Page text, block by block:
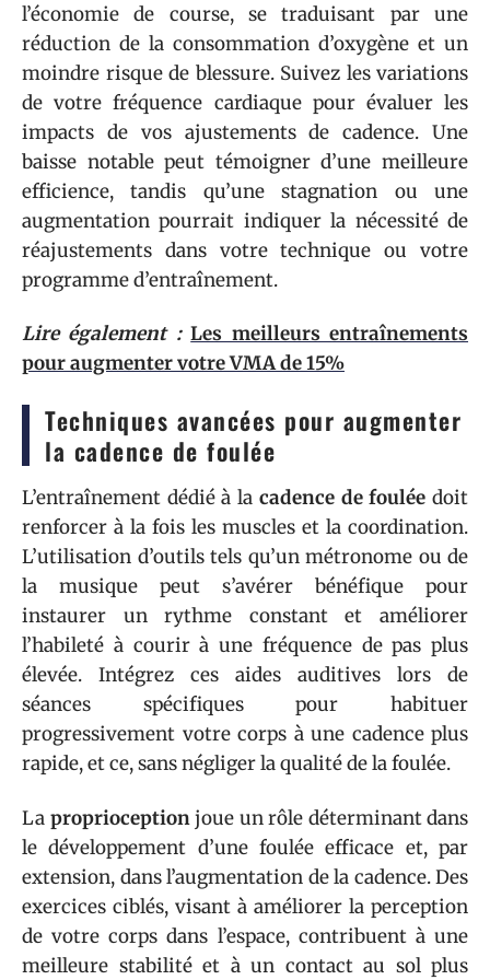
l’économie de course, se traduisant par une
réduction de la consommation d’oxygène et un
moindre risque de blessure. Suivez les variations
de votre fréquence cardiaque pour évaluer les
impacts de vos ajustements de cadence. Une
baisse notable peut témoigner d’une meilleure
efficience, tandis qu’une stagnation ou une
augmentation pourrait indiquer la nécessité de
réajustements dans votre technique ou votre
programme d’entraînement.
Lire également : Les meilleurs entraînements
pour augmenter votre VMA de 15%
Techniques avancées pour augmenter
la cadence de foulée
L’entraînement dédié à la cadence de foulée doit
renforcer à la fois les muscles et la coordination.
L’utilisation d’outils tels qu’un métronome ou de
la musique peut s’avérer bénéfique pour
instaurer un rythme constant et améliorer
l’habileté à courir à une fréquence de pas plus
élevée. Intégrez ces aides auditives lors de
séances spécifiques pour habituer
progressivement votre corps à une cadence plus
rapide, et ce, sans négliger la qualité de la foulée.
La proprioceptionjoue un rôle déterminant dans
le développement d’une foulée efficace et, par
extension, dans l’augmentation de la cadence. Des
exercices ciblés, visant à améliorer la perception
de votre corps dans l’espace, contribuent à une
meilleure stabilité et à un contact au sol plus